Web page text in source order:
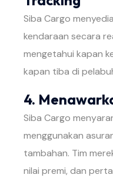
Siba Cargo
kendaraan secara
mengetahui kapan
kapan tiba di
4.
Siba Cargo
menggunakan
tambahan. Tim
nilai premi, dan